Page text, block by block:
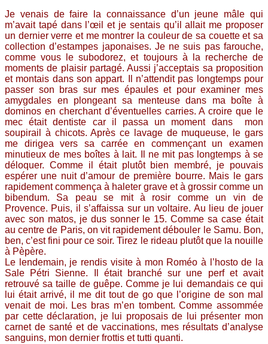
Je venais de faire la connaissance d’un jeune mâle qui
m’avait tapé dans l’œil et je sentais qu’il allait me proposer
un dernier verre et me montrer la couleur de sa couette et sa
collection d’estampes japonaises. Je ne suis pas farouche,
comme vous le subodorez, et toujours à la recherche de
moments de plaisir partagé. Aussi j’acceptais sa proposition
et montais dans son appart. Il n’attendit pas longtemps pour
passer son bras sur mes épaules et pour examiner mes
amygdales en plongeant sa menteuse dans ma boîte à
dominos en cherchant d’éventuelles carries. A croire que le
mec était dentiste car il passa un moment dans mon
soupirail à chicots. Après ce lavage de muqueuse, le gars
me dirigea vers sa carrée en commençant un examen
minutieux de mes boîtes à lait. Il ne mit pas longtemps à se
déloquer. Comme il était plutôt bien membré, je pouvais
espérer une nuit d’amour de première bourre. Mais le gars
rapidement commença à haleter grave et à grossir comme un
bibendum. Sa peau se mit à rosir comme un vin de
Provence. Puis, il s’affaissa sur un voltaire. Au lieu de jouer
avec son matos, je dus sonner le 15. Comme sa case était
au centre de Paris, on vit rapidement débouler le Samu. Bon,
ben, c’est fini pour ce soir. Tirez le rideau plutôt que la nouille
à Pèpère.
Le lendemain, je rendis visite à mon Roméo à l’hosto de la
Sale Pétri Sienne. Il était branché sur une perf et avait
retrouvé sa taille de guêpe. Comme je lui demandais ce qui
lui était arrivé, il me dit tout de go que l’origine de son mal
venait de moi. Les bras m’en tombent. Comme assommée
par cette déclaration, je lui proposais de lui présenter mon
carnet de santé et de vaccinations, mes résultats d’analyse
sanguins, mon dernier frottis et tutti quanti.